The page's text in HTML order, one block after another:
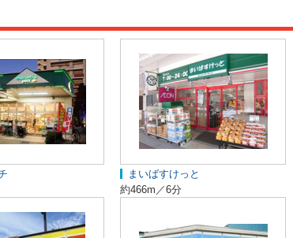
まいばすけっと
約466m／6分